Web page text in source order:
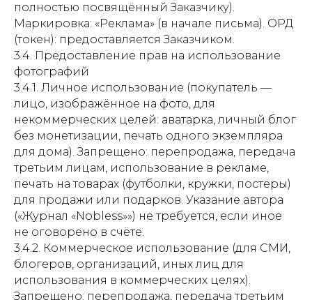
полностью посвящённый Заказчику).
Маркировка: «Реклама» (в начале письма). ОРД
(токен): предоставляется Заказчиком.
3.4. Предоставление прав на использование
фотографий
3.4.1. Личное использование (покупатель —
лицо, изображённое на фото, для
некоммерческих целей: аватарка, личный блог
без монетизации, печать одного экземпляра
для дома). Запрещено: перепродажа, передача
третьим лицам, использование в рекламе,
печать на товарах (футболки, кружки, постеры)
для продажи или подарков. Указание автора
(«Журнал «Nobless»») не требуется, если иное
не оговорено в счёте.
3.4.2. Коммерческое использование (для СМИ,
блогеров, организаций, иных лиц для
использования в коммерческих целях).
Запрещено: перепродажа, передача третьим